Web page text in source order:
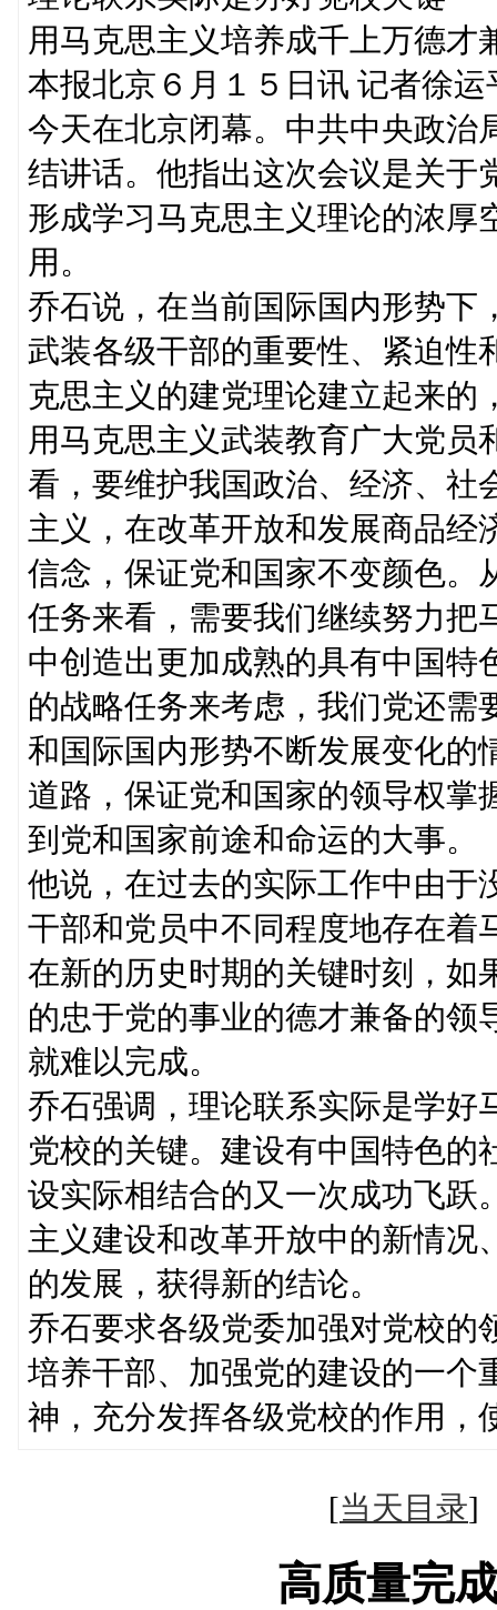
用马克思主义培养成千上万德才
本报北京６月１５日讯 记者徐
今天在北京闭幕。中共中央政治
结讲话。他指出这次会议是关于
形成学习马克思主义理论的浓厚
用。
乔石说，在当前国际国内形势下
武装各级干部的重要性、紧迫性
克思主义的建党理论建立起来的
用马克思主义武装教育广大党员
看，要维护我国政治、经济、社
主义，在改革开放和发展商品经
信念，保证党和国家不变颜色。
任务来看，需要我们继续努力把
中创造出更加成熟的具有中国特
的战略任务来考虑，我们党还需
和国际国内形势不断发展变化的
道路，保证党和国家的领导权掌
到党和国家前途和命运的大事。
他说，在过去的实际工作中由于
干部和党员中不同程度地存在着
在新的历史时期的关键时刻，如
的忠于党的事业的德才兼备的领
就难以完成。
乔石强调，理论联系实际是学好
党校的关键。建设有中国特色的
设实际相结合的又一次成功飞跃
主义建设和改革开放中的新情况
的发展，获得新的结论。
乔石要求各级党委加强对党校的
培养干部、加强党的建设的一个
神，充分发挥各级党校的作用，
[当天目录
高质量完